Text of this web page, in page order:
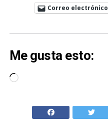
Correo electrónico
Me gusta esto:
Cargando...